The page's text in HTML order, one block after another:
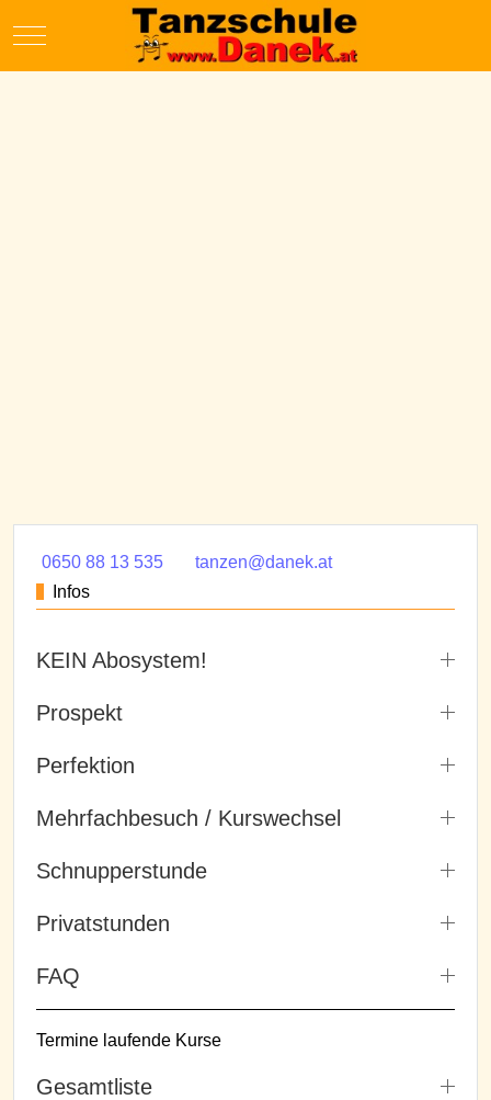
Mobile Menu Toggle
0650 88 13 535
tanzen@danek.at
Infos
KEIN Abosystem!
Prospekt
Perfektion
Mehrfachbesuch / Kurswechsel
Schnupperstunde
Privatstunden
FAQ
Termine laufende Kurse
Gesamtliste